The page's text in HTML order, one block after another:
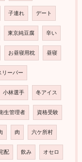
子連れ デート
東京純豆腐 辛い
お昼寝用枕 昼寝
リーパー
小林選手 冬アイス
生管理者 資格受験
肉 六ケ所村
配 飲み オセロ